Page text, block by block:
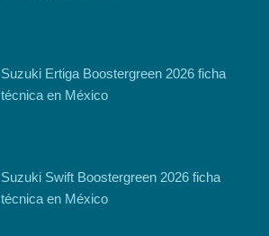
Suzuki Ertiga Boostergreen 2026 ficha
técnica en México
Suzuki Swift Boostergreen 2026 ficha
técnica en México